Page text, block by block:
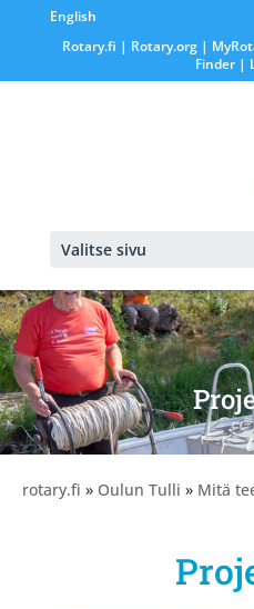
English
Rotary.fi | Rotary.org|
Finder|
Valitse sivu
rotary.fi » Oulun Tulli » Mitä